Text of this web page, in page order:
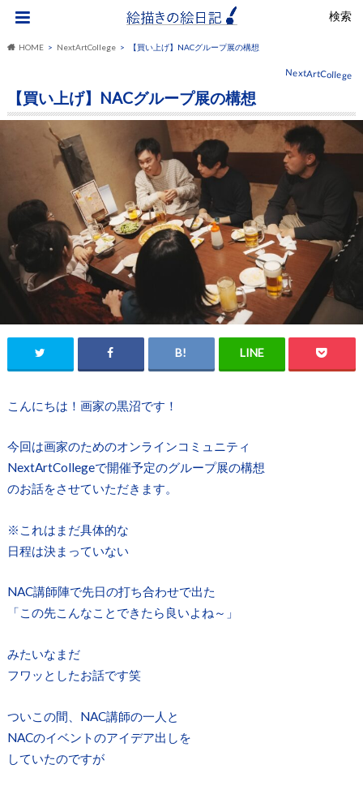
HOME NextArtCollege 【買い上げ】NACグループ展の構想
NextArtCollege
【買い上げ】NACグループ展の構想
こんにちは！画家の黒沼です！
今回は画家のためのオンラインコミュニティ
NextArtCollegeで開催予定のグループ展の構想
のお話をさせていただきます。
※これはまだ具体的な
日程は決まっていない
NAC講師陣で先日の打ち合わせで出た
「この先こんなことできたら良いよね～」
みたいなまだ
フワッとしたお話です笑
ついこの間、NAC講師の一人と
NACのイベントのアイデア出しを
していたのですが
検索